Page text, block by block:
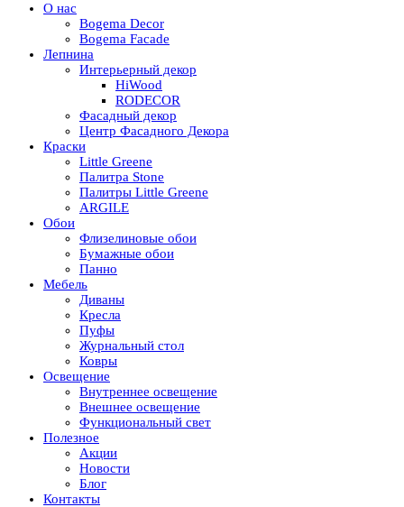
О нас
Bogema Decor
Bogema Facade
Лепнина
Интерьерный декор
HiWood
RODECOR
Фасадный декор
Центр Фасадного Декора
Краски
Little Greene
Палитра Stone
Палитры Little Greene
ARGILE
Обои
Флизелиновые обои
Бумажные обои
Панно
Мебель
Диваны
Кресла
Пуфы
Журнальный стол
Ковры
Освещение
Внутреннее освещение
Внешнее освещение
Функциональный свет
Полезное
Акции
Новости
Блог
Контакты